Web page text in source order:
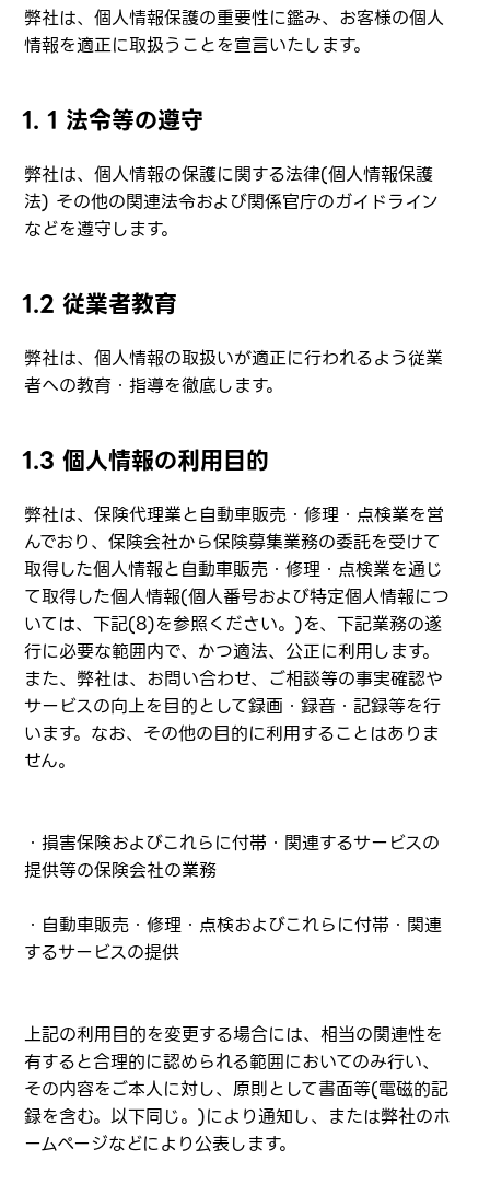
弊社は、個人情報保護の重要性に鑑み、お客様の個人
情報を適正に取扱うことを宣言いたします。
1. 1 法令等の遵守
弊社は、個人情報の保護に関する法律(個人情報保護
法) その他の関連法令および関係官庁のガイドライン
などを遵守します。
1.2 従業者教育
弊社は、個人情報の取扱いが適正に行われるよう従業
者への教育・指導を徹底します。
1.3 個人情報の利用目的
弊社は、保険代理業と自動車販売・修理・点検業を営
んでおり、保険会社から保険募集業務の委託を受けて
取得した個人情報と自動車販売・修理・点検業を通じ
て取得した個人情報(個人番号および特定個人情報につ
いては、下記(8)を参照ください。)を、下記業務の遂
行に必要な範囲内で、かつ適法、公正に利用します。
また、弊社は、お問い合わせ、ご相談等の事実確認や
サービスの向上を目的として録画・録音・記録等を行
います。なお、その他の目的に利用することはありま
せん。
・損害保険およびこれらに付帯・関連するサービスの
提供等の保険会社の業務
・自動車販売・修理・点検およびこれらに付帯・関連
するサービスの提供
上記の利用目的を変更する場合には、相当の関連性を
有すると合理的に認められる範囲においてのみ行い、
その内容をご本人に対し、原則として書面等(電磁的記
録を含む。以下同じ。)により通知し、または弊社のホ
ームページなどにより公表します。